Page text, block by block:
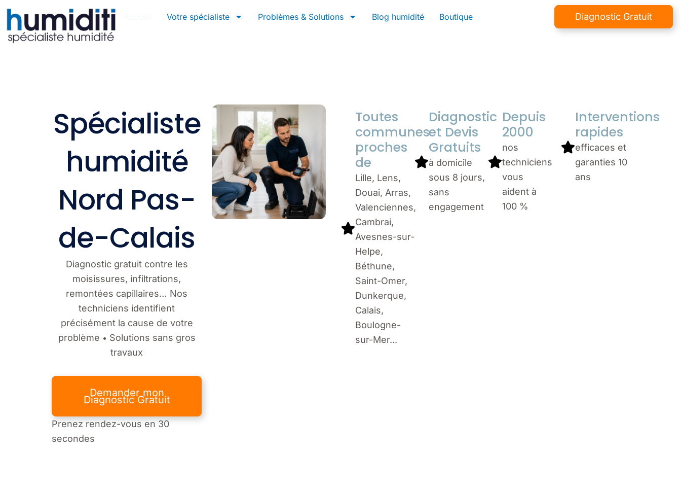
Aller
contenu
Votre spécialiste Problèmes & Solutions Blog humidité Boutique Diagnostic Gratuit
Spécialiste
humidité
Nord Pas-
de-Calais
Diagnostic gratuit contre les
moisissures, infiltrations,
remontées capillaires… Nos
techniciens identifient
précisément la cause de votre
problème • Solutions sans gros
travaux
Demander mon
Diagnostic Gratuit
Prenez rendez-vous en 30
secondes
Toutes
communes
proches
de
Lille, Lens,
Douai, Arras,
Valenciennes,
Cambrai,
Avesnes-sur-
Helpe,
Béthune,
Saint-Omer,
Dunkerque,
Calais,
Boulogne-
sur-Mer...
Diagnostic
et Devis
Gratuits
à domicile
sous 8 jours,
sans
engagement
Depuis
2000
nos
techniciens
vous
aident à
100 %
Interventions
rapides
efficaces et
garanties 10
ans